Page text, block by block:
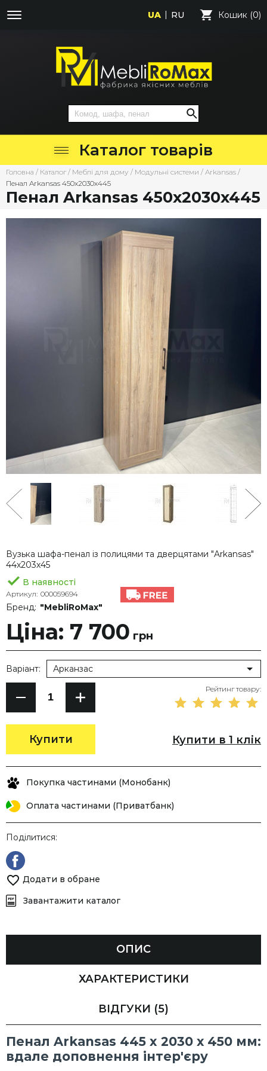
UA RU Кошик (0)
Каталог товарів
Головна / Каталог / Меблі для дому / Модульні системи / Arkansas /
Пенал Arkansas 450х2030х445
Пенал Arkansas 450х2030х445
Вузька шафа-пенал із полицями та дверцятами "Arkansas"
44х203х45
В наявності
Артикул: 000059694
Бренд: "MebliRoMax"
Ціна: 7 700 грн
Купити
Варіант: Арканзас
Рейтинг товару:
Купити в 1 клік
Покупка частинами (Монобанк)
Оплата частинами (Приватбанк)
Поділитися:
Додати в обране
Завантажити каталог
ОПИС
ХАРАКТЕРИСТИКИ
ВІДГУКИ (5)
Пенал Arkansas 445 х 2030 х 450 мм:
вдале доповнення інтер'єру